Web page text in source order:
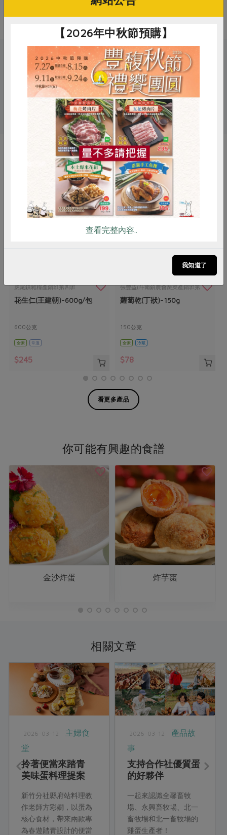
本產品含有蛋，對其過敏者請勿食用
關鍵字
# 包粽食材 # 浤良 # 鹹蛋黃
# 鹹蛋 # 蛋
你可能有興趣的產品
虎尾鎮雜糧產銷班第四班
花生仁(王建朝)-600g/包
600公克
全素 常溫
$245
張豐益(斗南鎮農會蔬菜產銷班第
八班)
蘿蔔乾(丁狀)-150g
150公克
全素 冷藏
$78
看更多產品
你可能有興趣的食譜
金沙炸蛋 炸芋棗
相關文章
2026-03-12
主婦食
堂
拎著便當來踏青
美味蛋料理提案
新竹分社縣府站料理教
作老師方彩嫺，以蛋為
核心食材，帶來兩款專
為春遊踏青設計的便當
2026-03-12
產品故
事
支持合作社優質蛋
的好夥伴
一起來認識全馨畜牧
場、永興畜牧場、北一
畜牧場和北一畜牧場的
雞蛋生產者！
RPET 食譜 減硝酸鹽
雞蛋 食安 共同購買
【2026年中秋節預購】
查看完整內容..
我知道了